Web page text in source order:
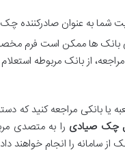
شما به عنوان صادرکننده
بانک ها ممکن است فرم
از بانک مربوطه استعلام
یا بانکی مراجعه کنید که
چک صیادی را به متصدی
سامانه را انجام خواهند